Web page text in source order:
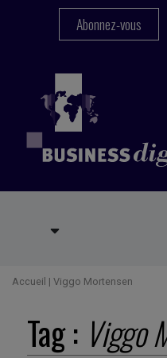
Abonnez-vous
Accueil | Viggo Mortensen
Tag : Viggo